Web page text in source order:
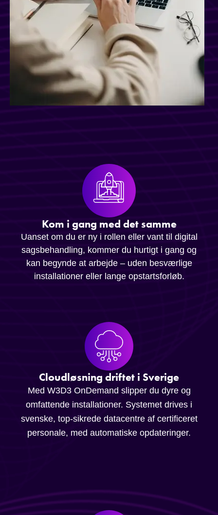
Kom i gang med det samme
Uanset om du er ny i rollen eller vant til digital
sagsbehandling, kommer du hurtigt i gang og
kan begynde at arbejde – uden besværlige
installationer eller lange opstartsforløb.
Cloudløsning driftet i Sverige
Med W3D3 OnDemand slipper du dyre og
omfattende installationer. Systemet drives i
svenske, top-sikrede datacentre af certificeret
personale, med automatiske opdateringer.